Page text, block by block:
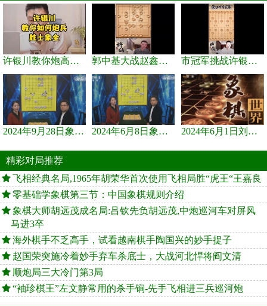
许银川教你炮高兵士象全如何赢士象全，简单四步即可 郭中基大战赵鑫鑫，许银川激情讲解 市冠军挑战许银川，急进中兵变化真激烈！
2024年9月28日象棋世界栏目，刘君、蒋川讲解了第九届杨官璘杯象棋... 2024年6月8日象棋世界，刘君、蒋川讲解了第九届杨官璘杯全国象棋... 2024年6月1日刘君、蒋川讲解第三届上海杯象棋大师赛谢靖与李少庚...
精彩对局推荐
飞相经典名局,1965年胡荣华首次使用飞相局胜“虎王“王嘉良
零基础学象棋第三节：中国象棋规则介绍
象棋大师胡远茂成名局:吕钦先负胡远茂,中炮巡河车对屏风
马进3卒
海外棋手不乏高手，试看越南棋手陶国兴的妙手捉子
赵国荣突施冷着妙手弃车杀底士，大战河北悍将阎文清
顺炮局三大冷门第3局
“袖珍棋王”左文静常用的杀手锏-先手飞相进三兵巡河炮